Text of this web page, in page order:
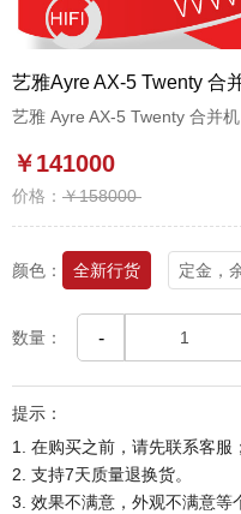
艺雅Ayre AX-5 Twenty 合
艺雅 Ayre AX-5 Twenty 合并
￥141000
价格： ￥158000
颜色： 全新行货 定金，
数量： -
提示：
1. 在购买之前，请先联系客服；
2. 支持7天质量退换货。
3. 效果不满意，外观不满意等